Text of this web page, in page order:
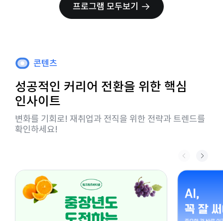
프로그램 모두보기
콘텐츠
성공적인 커리어 전환을 위한 핵심
인사이트
변화를 기회로! 재취업과 전직을 위한 전략과 트렌드를
확인하세요!